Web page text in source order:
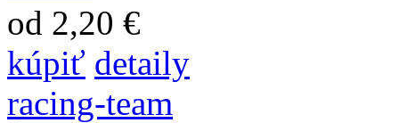
od 2,20 €
kúpiť detaily
racing-team